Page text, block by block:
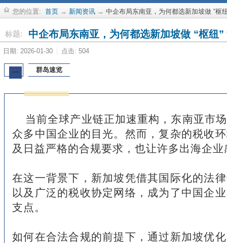
您的位置: 首页 → 新闻资讯 → 中企布局东南亚，为何都选新加坡做 “枢
标题: 中企布局东南亚，为何都选新加坡做 “枢纽”
日期: 2026-01-30 点击: 504
一 群岛速览
当前全球产业链正加速重构，东南亚市
众多中国企业的目光。然而，复杂的税收
及日益严格的合规要求，也让许多出海企
在这一背景下，新加坡凭借其国际化的法
以及广泛的税收协定网络，成为了中国企
支点。
如何在合法合规的前提下，通过新加坡优